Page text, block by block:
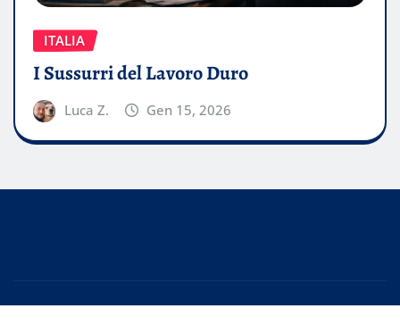
ITALIA
I Sussurri del Lavoro Duro
Luca Z. Gen 15, 2026